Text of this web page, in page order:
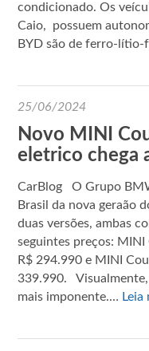
condicionado. Os
Caio, possuem
BYD são de ferro-
25/06/2024
Novo MINI
eletrico chega
CarBlog O Grupo
Brasil da nova geraão
duas versões, ambas
seguintes preços: MINI
R$ 294.990 e MINI
339.990.
mais imponente.… Leia